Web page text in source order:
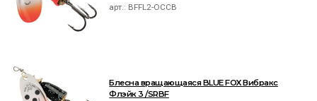
арт.: BFFL2-OCCB
Блесна вращающаяся BLUE FOX Вибракс
Флэйк 3 /SRBF